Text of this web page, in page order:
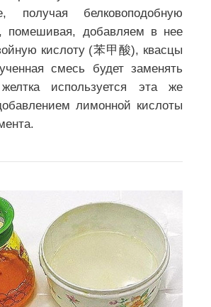
получая белковоподобную
помешивая, добавляем в нее
кислоту (苯甲酸), квасцы
смесь будет заменять
используется эта же
лимонной кислоты